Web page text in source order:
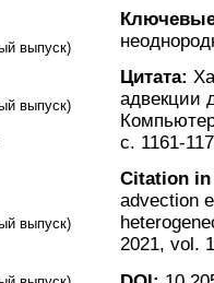
выпуск)
выпуск)
выпуск)
Цитата:
адвекции
с. 1161-
Citation
advection
2021, vol.